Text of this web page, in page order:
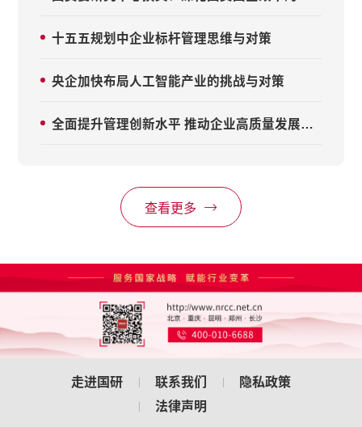
十五五规划中企业标杆管理思维与对策
央企加快布局人工智能产业的挑战与对策
全面提升管理创新水平 推动企业高质量发展——在2025年全国企业管理创新大会上的讲话
查看更多
走进国研 联系我们
隐私政策
法律声明